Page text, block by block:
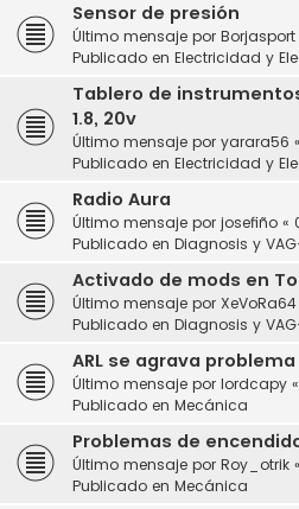
Sensor de presión
Último mensaje por Borjasport
Publicado en Electricidad y
Tablero de
1.8, 20v
Último mensaje por yarara56 «
Publicado en Electricidad y
Radio Aura
Último mensaje por josefiño «
Publicado en Diagnosis y
Activado de mods en
Último mensaje por XeVoRa64
Publicado en Diagnosis y
ARL se agrava
Último mensaje por lordcapy «
Publicado en Mecánica
Problemas de
Último mensaje por Roy_otrik «
Publicado en Mecánica